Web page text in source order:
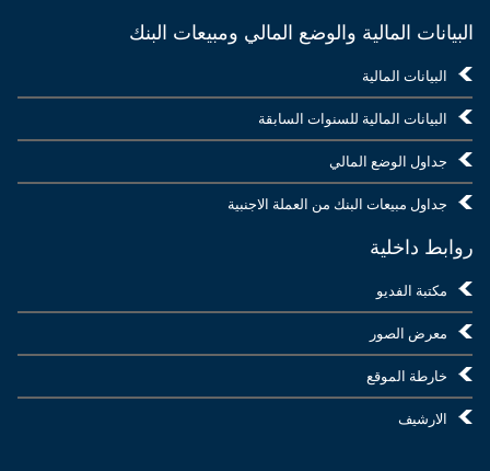
البيانات المالية والوضع المالي ومبيعات البنك
البيانات المالية
البيانات المالية للسنوات السابقة
جداول الوضع المالي
جداول مبيعات البنك من العملة الاجنبية
روابط داخلية
مكتبة الفديو
معرض الصور
خارطة الموقع
الارشيف